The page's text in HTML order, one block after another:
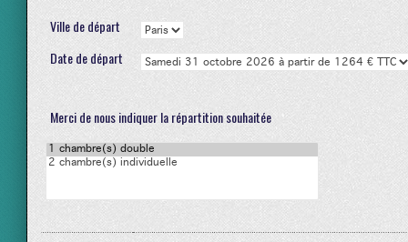
Ville de départ
Date de départ
Merci de nous indiquer la répartition souhaitée